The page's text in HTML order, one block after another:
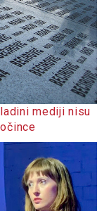
mediji nisu